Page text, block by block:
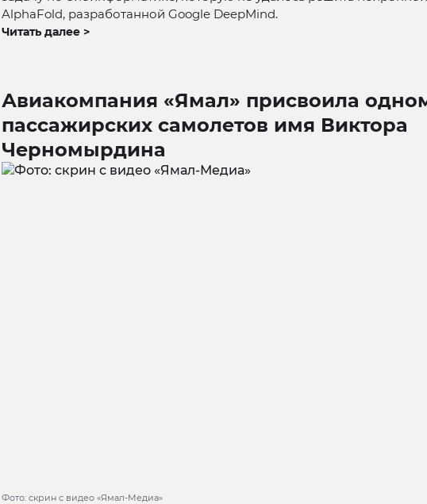
AlphaFold, разработанной Google DeepMind.
Читать далее >
Авиакомпания «Ямал» присвоила
пассажирских самолетов имя Виктора
Черномырдина
Фото: скрин с видео «Ямал-Медиа»